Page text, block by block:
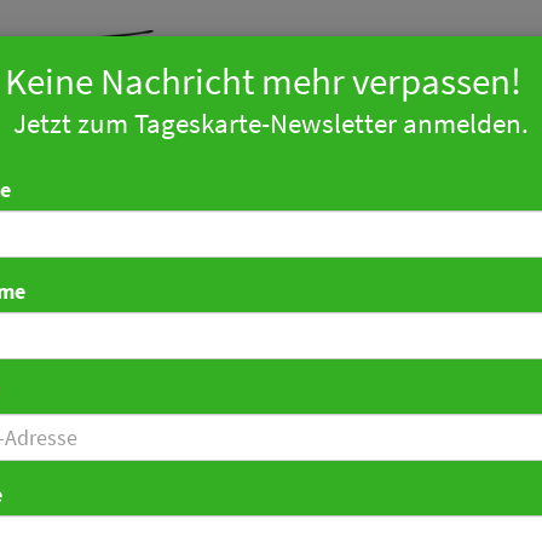
Hotels und Apaleo
Keine Nachricht mehr verpassen!
Jetzt zum Tageskarte-Newsletter anmelden.